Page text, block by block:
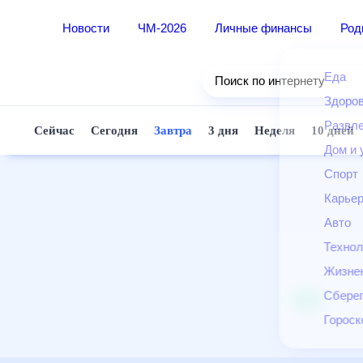
Новости ЧМ-2026 Личные финансы
Еда
Дом
Авто
Поиск по интернету
Сейчас Сегодня Завтра 3 дня Неделя 10